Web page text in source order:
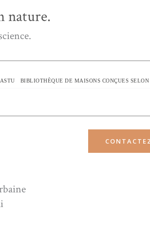
nature.
BIBLIOTHÈQUE DE MAISONS CONÇUES